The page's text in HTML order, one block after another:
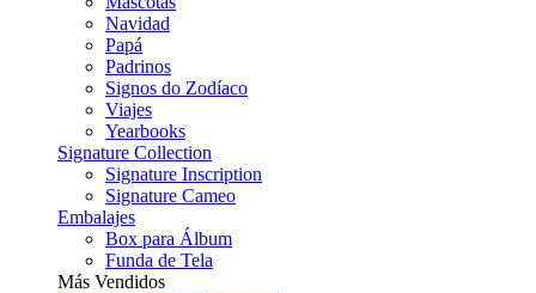
Navidad
Papá
Padrinos
Signos do Zodíaco
Viajes
Yearbooks
Signature Collection
Signature Inscription
Signature Cameo
Embalajes
Box para Álbum
Funda de Tela
Más Vendidos